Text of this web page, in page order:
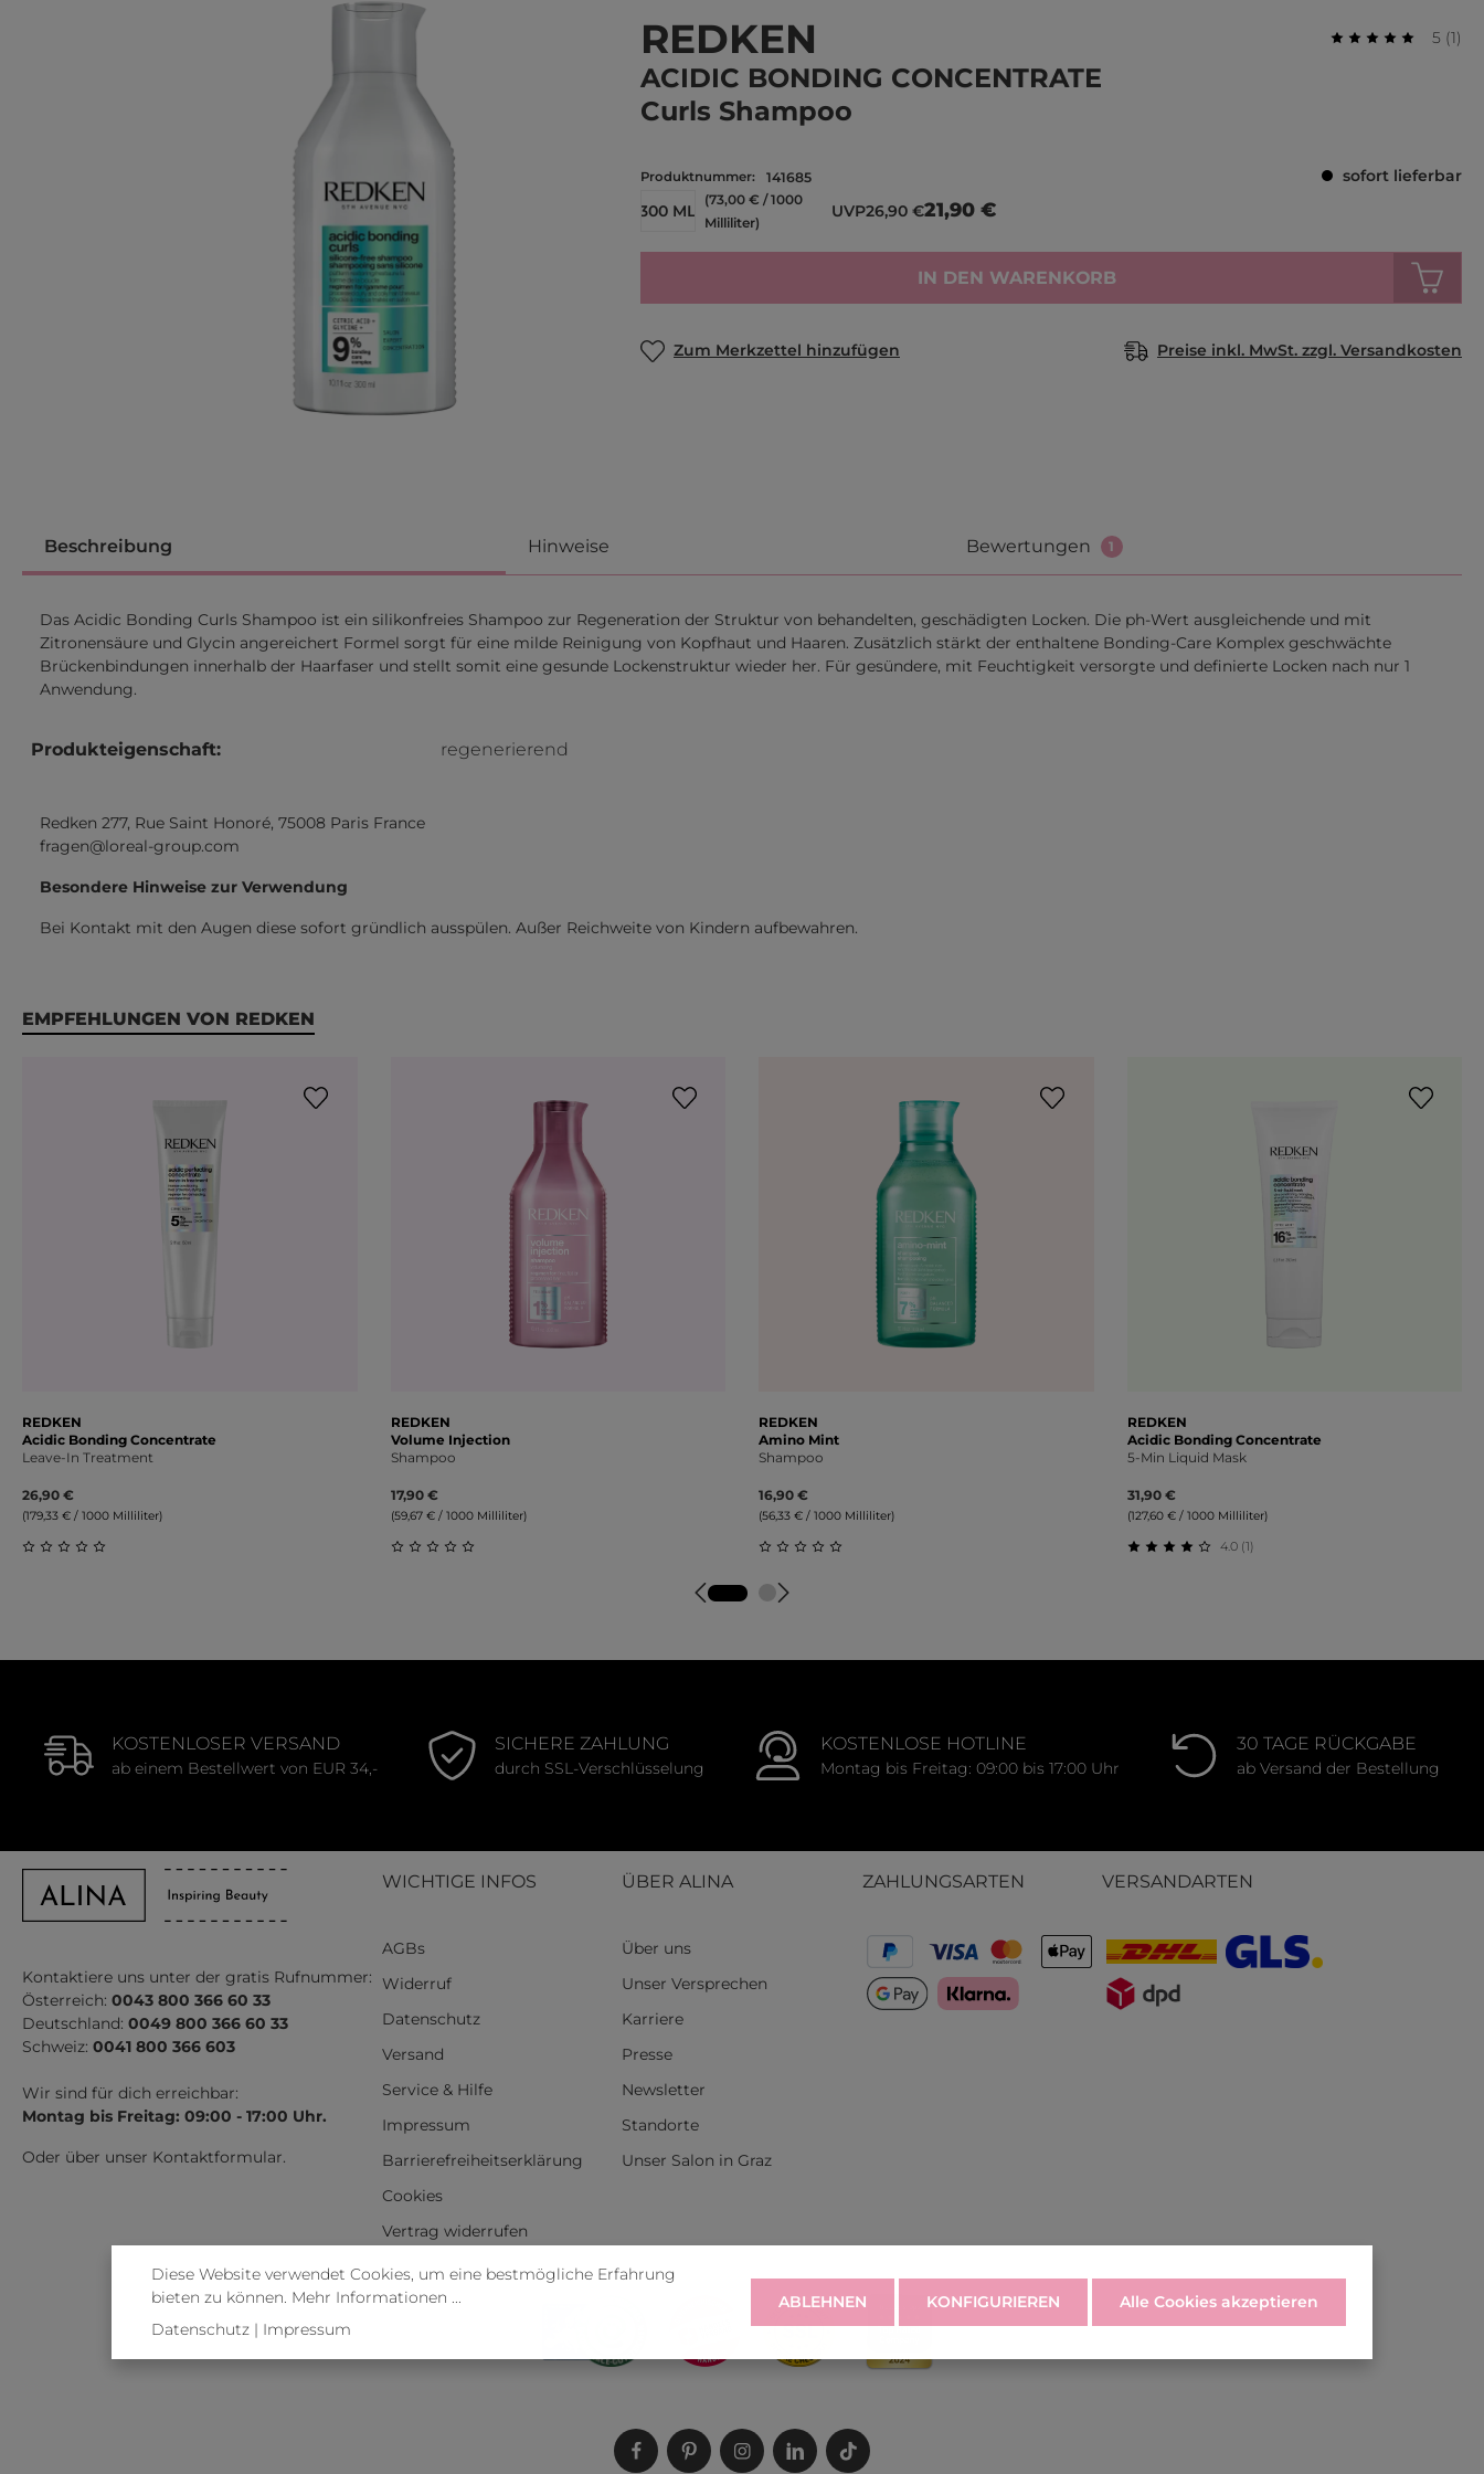
REDKEN
ACIDIC BONDING CONCENTRATE
Curls Shampoo
5 (1)
Produktnummer: 141685
sofort lieferbar
300 ML
(73,00 € / 1000
Milliliter)
UVP26,90 €21,90 €
IN DEN WARENKORB
Zum Merkzettel hinzufügen Preise inkl. MwSt. zzgl. Versandkosten
Beschreibung Hinweise Bewertungen 1
Das Acidic Bonding Curls Shampoo ist ein silikonfreies Shampoo zur Regeneration der Struktur von behandelten, geschädigten Locken. Die ph-Wert ausgleichende und mit
Zitronensäure und Glycin angereichert Formel sorgt für eine milde Reinigung von Kopfhaut und Haaren. Zusätzlich stärkt der enthaltene Bonding-Care Komplex geschwächte
Brückenbindungen innerhalb der Haarfaser und stellt somit eine gesunde Lockenstruktur wieder her. Für gesündere, mit Feuchtigkeit versorgte und definierte Locken nach nur 1
Anwendung.
Produkteigenschaft: regenerierend
Redken 277, Rue Saint Honoré, 75008 Paris France
fragen@loreal-group.com
Besondere Hinweise zur Verwendung
Bei Kontakt mit den Augen diese sofort gründlich ausspülen. Außer Reichweite von Kindern aufbewahren.
Produktgalerie überspringen
EMPFEHLUNGEN VON REDKEN
REDKEN
Acidic Bonding Concentrate
Leave-In Treatment
26,90 €
(179,33 € / 1000 Milliliter)
REDKEN
Volume Injection
Shampoo
17,90 €
(59,67 € / 1000 Milliliter)
Durchschnittliche Bewertung von 0 von 5 Sternen
REDKEN
Amino Mint
Shampoo
16,90 €
(56,33 € / 1000 Milliliter)
Durchschnittliche Bewertung von 0 von 5 Sternen
REDKEN
Acidic Bonding Concentrate
5-Min Liquid Mask
31,90 €
(127,60 € / 1000 Milliliter)
4.0 (1)
KOSTENLOSER VERSAND
ab einem Bestellwert von EUR 34,-
SICHERE ZAHLUNG
durch SSL-Verschlüsselung
KOSTENLOSE HOTLINE
Montag bis Freitag: 09:00 bis 17:00 Uhr
30 TAGE RÜCKGABE
ab Versand der Bestellung
Kontaktiere uns unter der gratis Rufnummer:
Österreich: 0043 800 366 60 33
Deutschland: 0049 800 366 60 33
Schweiz: 0041 800 366 603
Wir sind für dich erreichbar:
Montag bis Freitag: 09:00 - 17:00 Uhr.
Oder über unser Kontaktformular.
WICHTIGE INFOS
AGBs
Widerruf
Datenschutz
Versand
Service & Hilfe
Impressum
Barrierefreiheitserklärung
Cookies
Vertrag widerrufen
ÜBER ALINA
Über uns
Unser Versprechen
Karriere
Presse
Newsletter
Standorte
Unser Salon in Graz
ZAHLUNGSARTEN VERSANDARTEN
Diese Website verwendet Cookies, um eine bestmögliche Erfahrung
bieten zu können. Mehr Informationen ...
Datenschutz| Impressum
ABLEHNEN KONFIGURIEREN Alle Cookies akzeptieren